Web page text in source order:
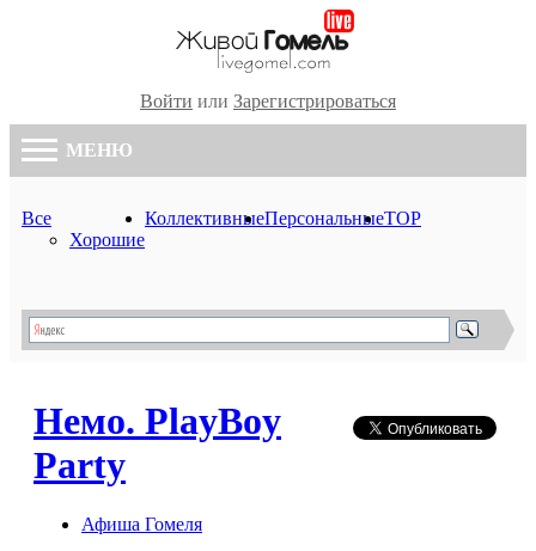
Войти или Зарегистрироваться
МЕНЮ
Все
Хорошие
КоллективныеПерсональныеTOP
Немо. PlayBoy
Party
Афиша Гомеля